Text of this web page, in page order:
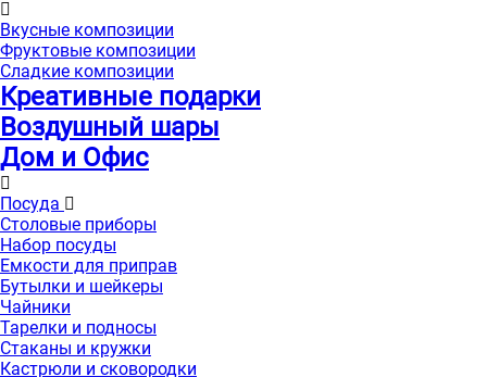
Вкусные композиции
Фруктовые композиции
Сладкие композиции
Креативные подарки
Воздушный шары
Дом и Офис
Посуда
Столовые приборы
Набор посуды
Емкости для приправ
Бутылки и шейкеры
Чайники
Тарелки и подносы
Стаканы и кружки
Кастрюли и сковородки